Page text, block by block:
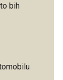
bih